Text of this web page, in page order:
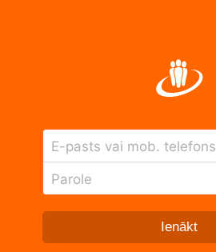
E-pasts vai mob. telefons
Parole
Ienākt